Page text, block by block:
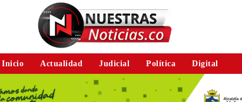
Inicio Actualidad Judicial Política Digital